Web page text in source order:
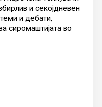
и секојдневен
теми и дебати,
сиромаштијата во